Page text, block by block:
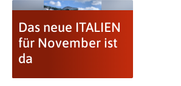
Das neue ITALIEN
für November ist
da